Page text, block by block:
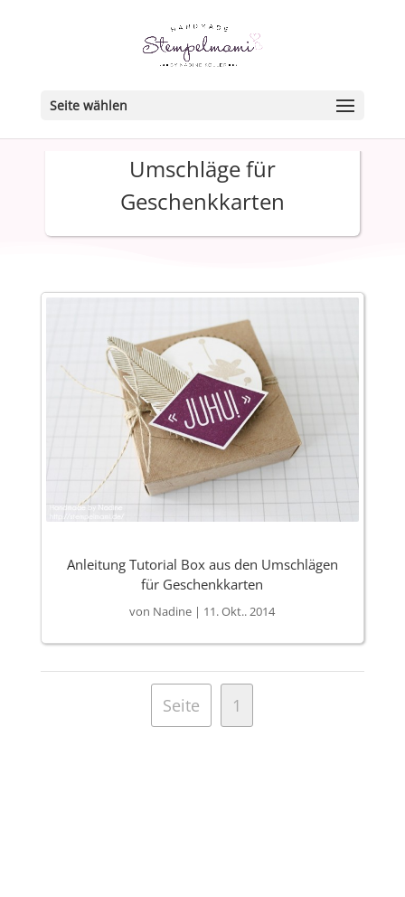
Seite wählen
Umschläge für
Geschenkkarten
Anleitung Tutorial Box aus den Umschlägen
für Geschenkkarten
von Nadine | 11. Okt.. 2014
Seite 1